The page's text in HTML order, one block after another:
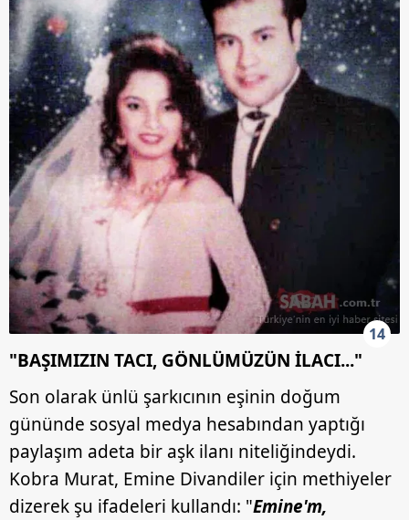
14
"BAŞIMIZIN TACI, GÖNLÜMÜZÜN İLACI..."
Son olarak ünlü şarkıcının eşinin doğum
gününde sosyal medya hesabından yaptığı
paylaşım adeta bir aşk ilanı niteliğindeydi.
Kobra Murat, Emine Divandiler için methiyeler
dizerek şu ifadeleri kullandı: "Emine'm,